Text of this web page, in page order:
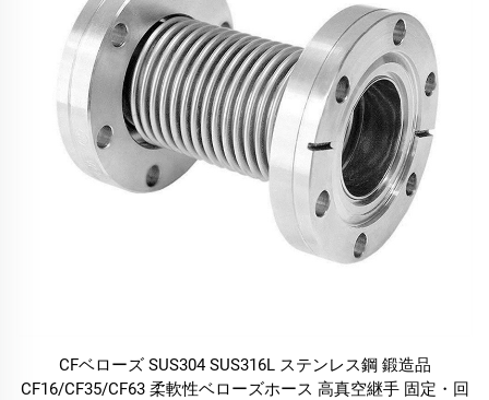
CFベローズ SUS304 SUS316L ステンレス鋼 鍛造品
CF16/CF35/CF63 柔軟性ベローズホース 高真空継手 固定・回